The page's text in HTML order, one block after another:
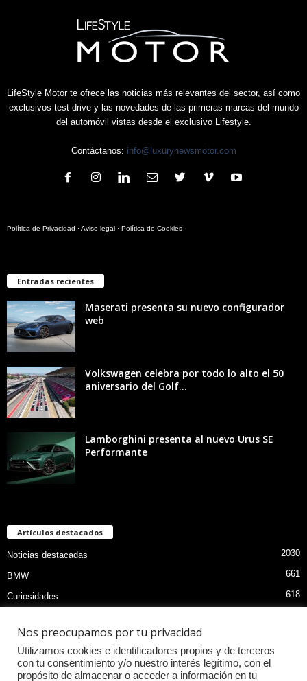
LifeStyle Motor te ofrece las noticias más relevantes del sector, así como
exclusivos test drive y las novedades de las primeras marcas del mundo
del automóvil vistas desde el exclusivo Lifestyle.
Contáctanos: info@luxurynewsmotor.com
Política de Privacidad ·Aviso legal · Política de Cookies
Entradas recientes
Maserati presenta su nuevo configurador
web
Volkswagen celebra por todo lo alto el 50
aniversario del Golf...
Lamborghini presenta al nuevo Urus SE
Performante
Artículos destacados
Noticias destacadas 2030
BMW 661
Curiosidades 618
MOTOS
Competiciones
Nos preocupamos por tu privacidad
Utilizamos cookies e identificadores propios y de terceros
con tu consentimiento y/o nuestro interés legítimo, con el
propósito de almacenar o acceder a información en tu